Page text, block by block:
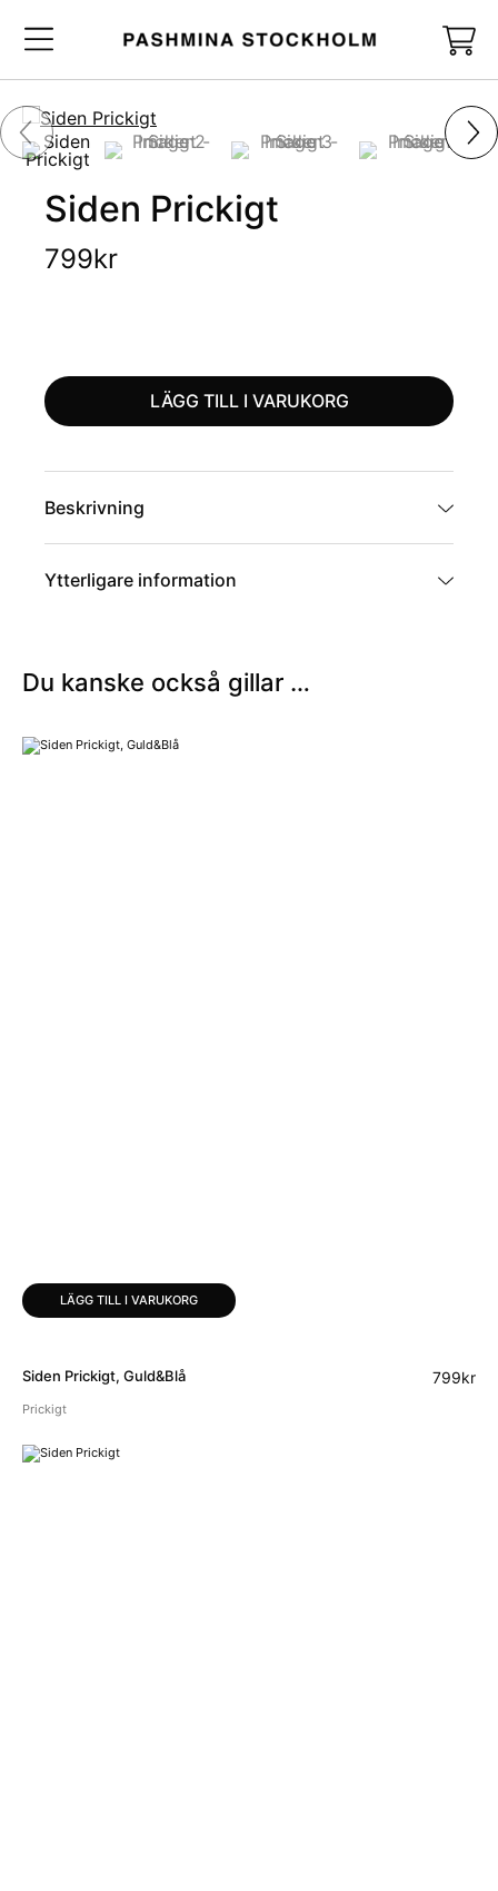
Siden Prickigt
799kr
LÄGG TILL I VARUKORG
Beskrivning
Ytterligare information
Du kanske också gillar …
LÄGG TILL I VARUKORG
Siden Prickigt, Guld&Blå 799kr
Prickigt